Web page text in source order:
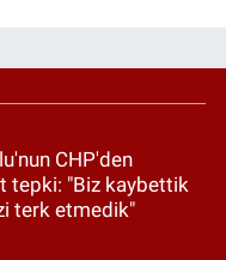
CHP'den
tepki: "Biz kaybettik
terk etmedik"